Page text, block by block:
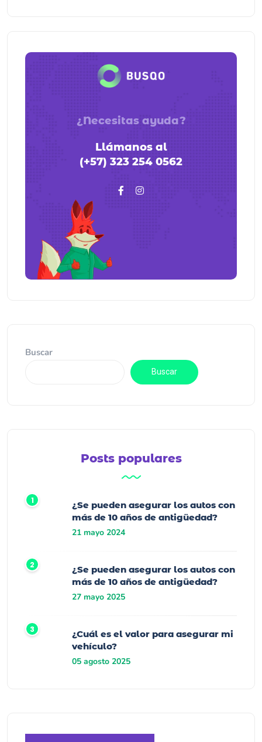
¿Necesitas ayuda?
Llámanos al
(+57) 323 254 0562
Buscar
Buscar
Posts populares
¿Se pueden asegurar los autos con
más de 10 años de antigüedad?
21 mayo 2024
¿Se pueden asegurar los autos con
más de 10 años de antigüedad?
27 mayo 2025
¿Cuál es el valor para asegurar mi
vehículo?
05 agosto 2025